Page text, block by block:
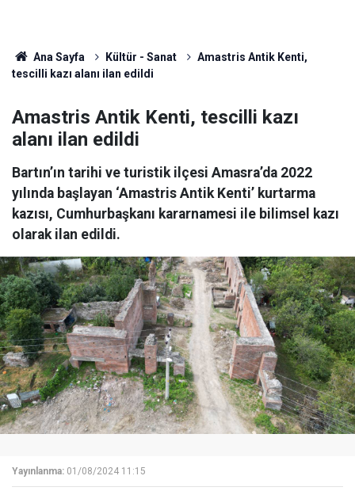
Ana Sayfa Kültür - Sanat
Amastris Antik Kenti,
tescilli kazı alanı ilan edildi
Amastris Antik Kenti, tescilli kazı
alanı ilan edildi
Bartın’ın tarihi ve turistik ilçesi Amasra’da 2022
yılında başlayan ‘Amastris Antik Kenti’ kurtarma
kazısı, Cumhurbaşkanı kararnamesi ile bilimsel kazı
olarak ilan edildi.
Yayınlanma: 01/08/2024 11:15